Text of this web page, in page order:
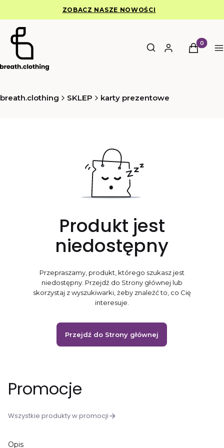
ZOBACZ NASZE NOWOŚCI
Otwórz
SzukajZaloguj sięProdukty
Koszyk
breath.clothing SKLEP karty prezentowe
Produkt jest
niedostępny
Przepraszamy, produkt, którego szukasz jest
niedostępny. Przejdź do Strony głównej lub
skorzystaj z wyszukiwarki, żeby znaleźć to, co Cię
interesuje.
Przejdź do Strony głównej
Promocje
Wszystkie produkty w promocji
Opis